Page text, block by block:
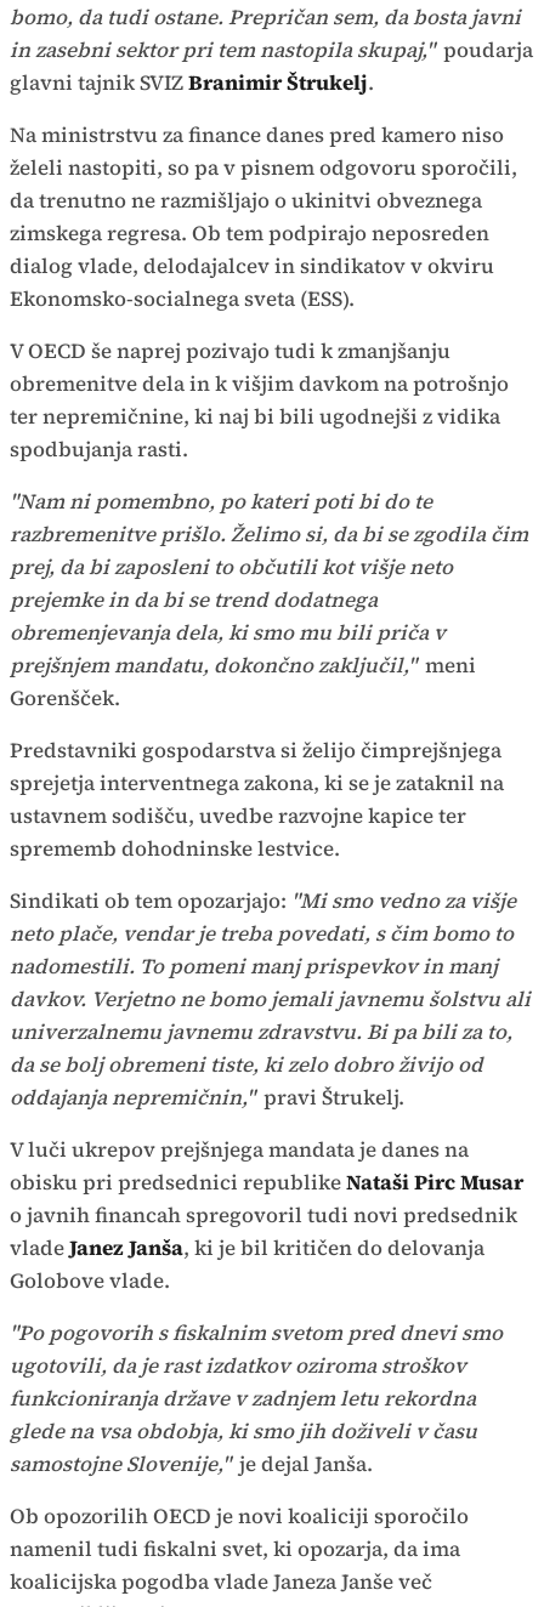
bomo, da tudi ostane. Prepričan sem, da bosta javni
in zasebni sektor pri tem nastopila skupaj," poudarja
glavni tajnik SVIZBranimir Štrukelj.
Na ministrstvu za finance danes pred kamero niso
želeli nastopiti, so pa v pisnem odgovoru sporočili,
da trenutno ne razmišljajo o ukinitvi obveznega
zimskega regresa. Ob tem podpirajo neposreden
dialog vlade, delodajalcev in sindikatov v okviru
Ekonomsko-socialnega sveta (ESS).
V OECD še naprej pozivajo tudi k zmanjšanju
obremenitve dela in k višjim davkom na potrošnjo
ter nepremičnine, ki naj bi bili ugodnejši z vidika
spodbujanja rasti.
"Nam ni pomembno, po kateri poti bi do te
razbremenitve prišlo. Želimo si, da bi se zgodila čim
prej, da bi zaposleni to občutili kot višje neto
prejemke in da bi se trend dodatnega
obremenjevanja dela, ki smo mu bili priča v
prejšnjem mandatu, dokončno zaključil," meni
Gorenšček.
Predstavniki gospodarstva si želijo čimprejšnjega
sprejetja interventnega zakona, ki se je zataknil na
ustavnem sodišču, uvedbe razvojne kapice ter
sprememb dohodninske lestvice.
Sindikati ob tem opozarjajo: "Mi smo vedno za višje
neto plače, vendar je treba povedati, s čim bomo to
nadomestili. To pomeni manj prispevkov in manj
davkov. Verjetno ne bomo jemali javnemu šolstvu ali
univerzalnemu javnemu zdravstvu. Bi pa bili za to,
da se bolj obremeni tiste, ki zelo dobro živijo od
oddajanja nepremičnin," pravi Štrukelj.
V luči ukrepov prejšnjega mandata je danes na
obisku pri predsednici republikeNataši Pirc Musar
o javnih financah spregovoril tudi novi predsednik
vladeJanez Janša, ki je bil kritičen do delovanja
Golobove vlade.
"Po pogovorih s fiskalnim svetom pred dnevi smo
ugotovili, da je rast izdatkov oziroma stroškov
funkcioniranja države v zadnjem letu rekordna
glede na vsa obdobja, ki smo jih doživeli v času
samostojne Slovenije," je dejal Janša.
Ob opozorilih OECD je novi koaliciji sporočilo
namenil tudi fiskalni svet, ki opozarja, da ima
koalicijska pogodba vlade Janeza Janše več